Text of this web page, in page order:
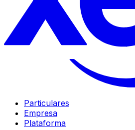
Particulares
Empresa
Plataforma